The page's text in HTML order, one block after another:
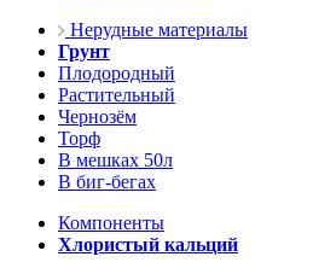
Нерудные материалы
Грунт
Плодородный
Растительный
Чернозём
Торф
В мешках 50л
В биг-бегах
Компоненты
Хлористый кальций